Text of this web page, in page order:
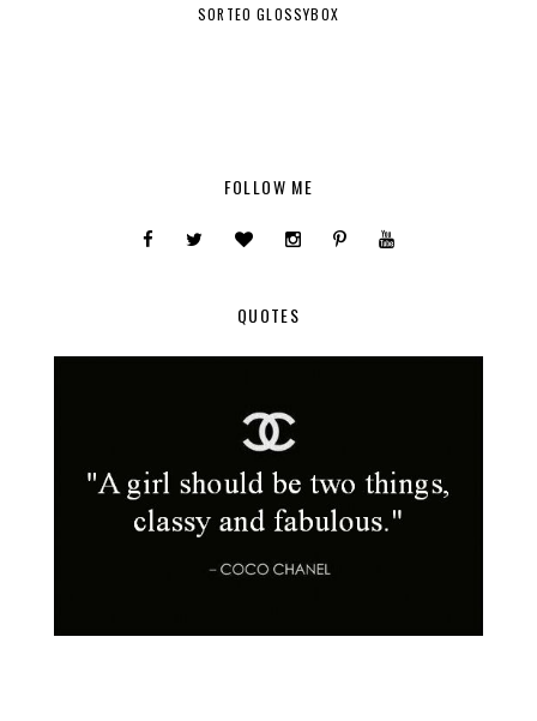
SORTEO GLOSSYBOX
FOLLOW ME
QUOTES